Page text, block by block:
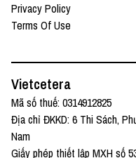
Privacy Policy
Terms Of Use
Vietcetera
Mã số thuế: 0314912825
Địa chỉ ĐKKD: 6 Thi Sách,
Nam
Giấy phép thiết lập MXH số